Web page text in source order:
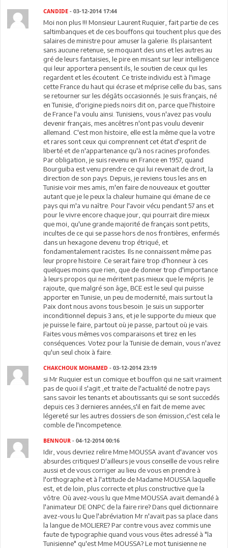
CANDIDE - 03-12-2014 17:44
Moi non plus !!! Monsieur Laurent Ruquier, fait partie de ces
saltimbanques et de ces bouffons qui touchent plus que des
salaires de ministre pour amuser la galerie. Ils plaisantent
sans aucune retenue, se moquant des uns et les autres au
gré de leurs fantaisies, le pire en misant sur leur intelligence
qui leur apportera pensent ils, le soutien de ceux qui les
regardent et les écoutent. Ce triste individu est à l'image
cette France du haut qui écrase et méprise celle du bas, sans
se retourner sur les dégâts occasionnés. Je suis français, né
en Tunisie, d'origine pieds noirs dit on, parce que l'histoire
de France l'a voulu ainsi. Tunisiens, vous n'avez pas voulu
devenir français, mes ancêtres n'ont pas voulu devenir
allemand. C'est mon histoire, elle est la même que la votre
et rares sont ceux qui comprennent cet état d'esprit de
liberté et de n'appartenance qu'à nos racines profondes.
Par obligation, je suis revenu en France en 1957, quand
Bourguiba est venu prendre ce qui lui revenait de droit, la
direction de son pays. Depuis, je reviens tous les ans en
Tunisie voir mes amis, m'en faire de nouveaux et goutter
autant que je le peux la chaleur humaine qui émane de ce
pays qui m'a vu naître. Pour l'avoir vécu pendant 57 ans et
pour le vivre encore chaque jour, qui pourrait dire mieux
que moi, qu'une grande majorité de français sont petits,
incultes de ce qui se passe hors de nos frontières, enfermés
dans un hexagone devenu trop étriqué, et
fondamentalement racistes. Ils ne connaissent même pas
leur propre histoire. Ce serait faire trop d'honneur à ces
quelques moins que rien, que de donner trop d'importance
à leurs propos qui ne méritent pas mieux que le mépris. Je
rajoute, que malgré son âge, BCE est le seul qui puisse
apporter en Tunisie, un peu de modernité, mais surtout la
Paix dont nous avons tous besoin. Je suis un supporter
inconditionnel depuis 3 ans, et je le supporte du mieux que
je puisse le faire, partout où je passe, partout où je vais.
Faites vous mêmes vos comparaisons et tirez en les
conséquences. Votez pour la Tunisie de demain, vous n'avez
qu'un seul choix à faire.
CHAKCHOUK MOHAMED - 03-12-2014 23:19
si Mr Ruquier est un comique et bouffon qui ne sait vraiment
pas de quoi il s'agit ,et traite de l'actualité de notre pays
sans savoir les tenants et aboutissants qui se sont succedés
depuis ces 3 dernieres années,s'il en fait de meme avec
légereté sur les autres dossiers de son émission,c'est cela le
comble de l'incompetence.
BENNOUR - 04-12-2014 00:16
Idir, vous devriez relire Mme MOUSSA avant d'avancer vos
absurdes critiques! D'ailleurs je vous conseille de vous relire
aussi et de vous corriger au lieu de vous en prendre à
l'orthographe et à l'attitude de Madame MOUSSA laquelle
est, et de loin, plus correcte et plus constructive que la
vôtre. Où avez-vous lu que Mme MOUSSA avait demandé à
l'animateur DE ONPC de la faire rire? Dans quel dictionnaire
avez-vous lu Que l'abréviation Mr n'avait pas sa place dans
la langue de MOLIERE? Par contre vous avez commis une
faute de typographie quand vous vous êtes adressé à "la
Tunisienne" qu'est Mme MOUSSA? Le mot tunisienne ne